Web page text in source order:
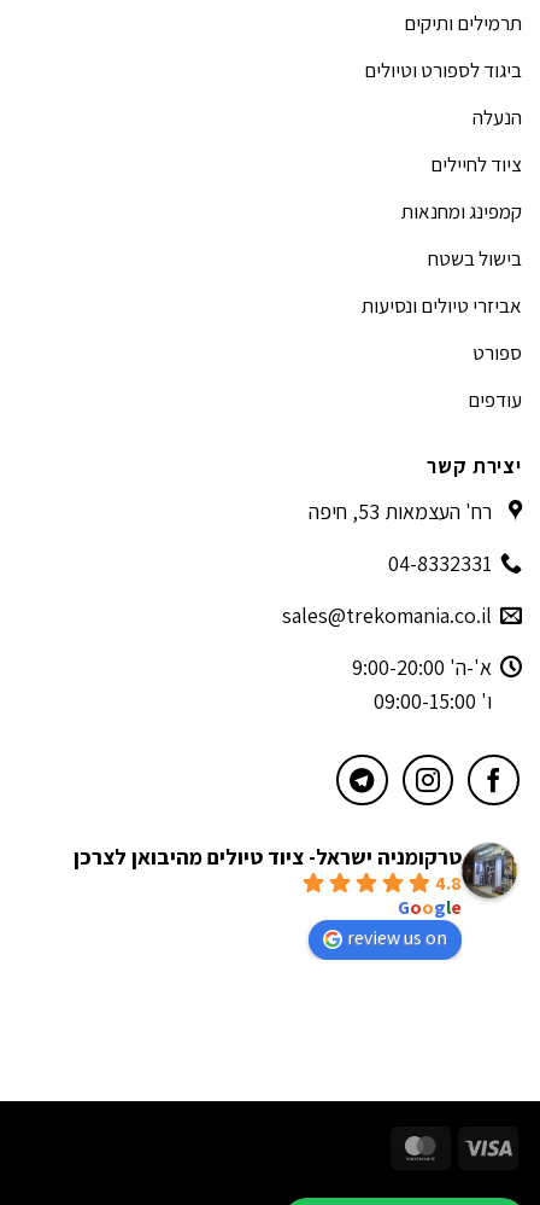
תרמילים ותיקים
ביגוד לספורט וטיולים
הנעלה
ציוד לחיילים
קמפינג ומחנאות
בישול בשטח
אביזרי טיולים ונסיעות
ספורט
עודפים
יצירת קשר
רח' העצמאות 53, חיפה
04-8332331
sales@trekomania.co.il
א'-ה' 9:00-20:00
ו' 09:00-15:00
טרקומניה ישראל- ציוד טיולים מהיבואן לצרכן
4.8
Google
review us on
Visa